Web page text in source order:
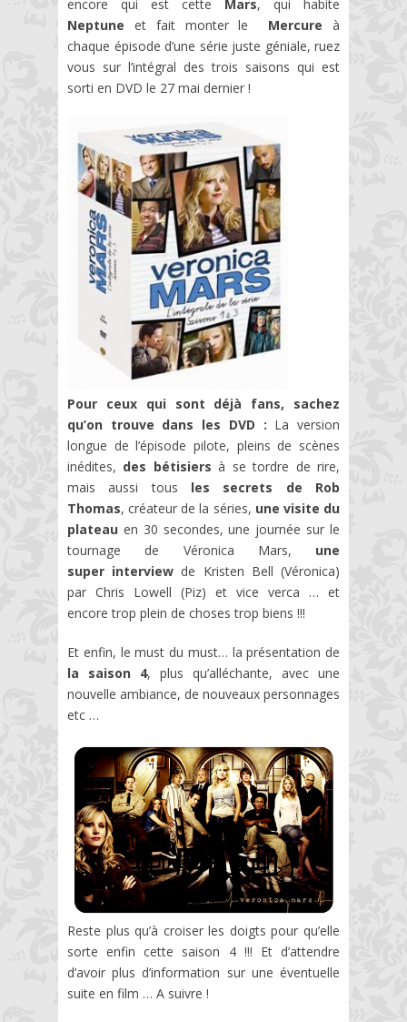
encore qui est cette Mars, qui habite
Neptune et fait monter le Mercure à
chaque épisode d’une série juste géniale, ruez
vous sur l’intégral des trois saisons qui est
sorti en DVD le 27 mai dernier !
Pour ceux qui sont déjà fans, sachez
qu’on trouve dans les DVD : La version
longue de l’épisode pilote, pleins de scènes
inédites, des bétisiers à se tordre de rire,
mais aussi tous les secrets de Rob
Thomas, créateur de la séries, une visite du
plateau en 30 secondes, une journée sur le
tournage de Véronica Mars, une
super interview de Kristen Bell (Véronica)
par Chris Lowell (Piz) et vice verca … et
encore trop plein de choses trop biens !!!
Et enfin, le must du must… la présentation de
la saison 4, plus qu’alléchante, avec une
nouvelle ambiance, de nouveaux personnages
etc …
Reste plus qu’à croiser les doigts pour qu’elle
sorte enfin cette saison 4 !!! Et d’attendre
d’avoir plus d’information sur une éventuelle
suite en film … A suivre !